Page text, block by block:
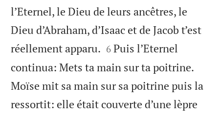
l’Eternel, le Dieu de leurs ancêtres, le
Dieu d’Abraham, d’Isaac et de Jacob t’est
réellement apparu. 

6 Puis l’Eternel
continua: Mets ta main sur ta poitrine.
Moïse mit sa main sur sa poitrine puis la
ressortit: elle était couverte d’une lèpre